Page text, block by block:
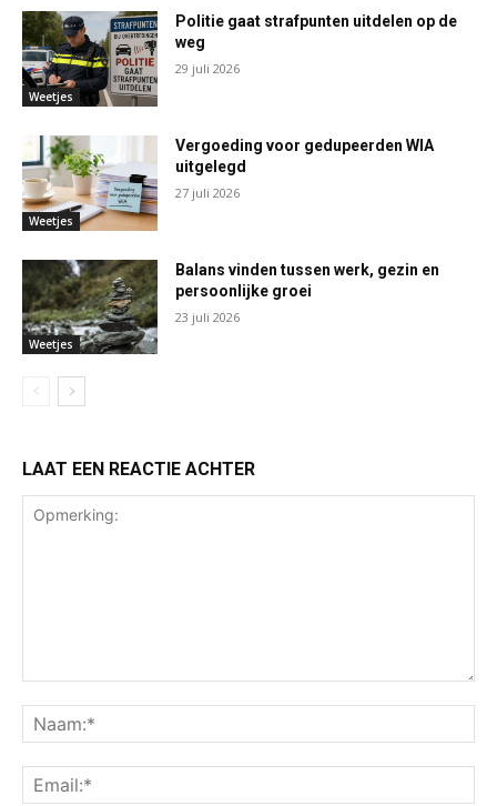
Weetjes
Politie gaat strafpunten uitdelen op de
weg
29 juli 2026
Weetjes
Vergoeding voor gedupeerden WIA
uitgelegd
27 juli 2026
Weetjes
Balans vinden tussen werk, gezin en
persoonlijke groei
23 juli 2026
LAAT EEN REACTIE ACHTER